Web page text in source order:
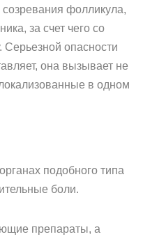
фолликула,
за счет чего со
Серьезной опасности
она вызывает не
в одном
подобного типа
боли.
препараты, а